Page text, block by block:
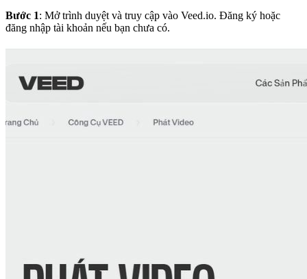
Bước 1: Mở trình duyệt và truy cập vào Veed.io. Đăng ký hoặc
đăng nhập tài khoản nếu bạn chưa có.